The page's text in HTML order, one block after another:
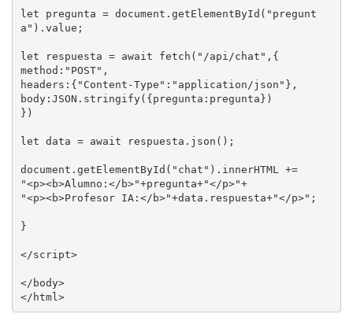
let pregunta = document.getElementById("pregunt
a").value;
let respuesta = await fetch("/api/chat",{
method:"POST",
headers:{"Content-Type":"application/json"},
body:JSON.stringify({pregunta:pregunta})
})
let data = await respuesta.json();
document.getElementById("chat").innerHTML +=
"<p><b>Alumno:</b>"+pregunta+"</p>"+
"<p><b>Profesor IA:</b>"+data.respuesta+"</p>";
}
</script>
</body>
</html>